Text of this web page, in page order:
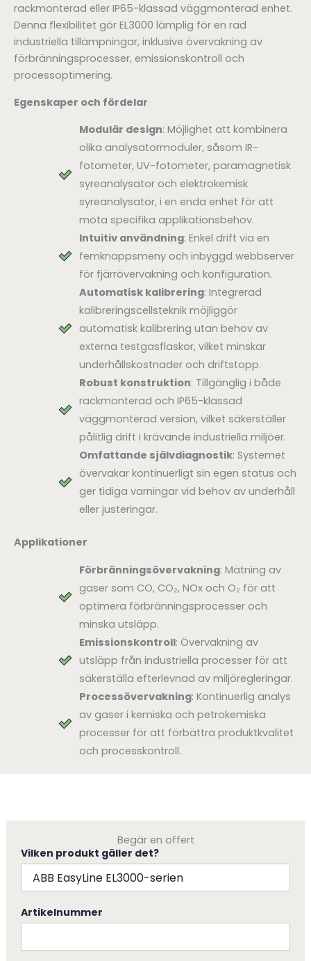
rackmonterad eller IP65-klassad väggmonterad enhet.
Denna flexibilitet gör EL3000 lämplig för en rad
industriella tillämpningar, inklusive övervakning av
förbränningsprocesser, emissionskontroll och
processoptimering.
Egenskaper och fördelar
Modulär design: Möjlighet att kombinera
olika analysatormoduler, såsom IR-
fotometer, UV-fotometer, paramagnetisk
syreanalysator och elektrokemisk
syreanalysator, i en enda enhet för att
möta specifika applikationsbehov.
Intuitiv användning: Enkel drift via en
femknappsmeny och inbyggd webbserver
för fjärrövervakning och konfiguration.
Automatisk kalibrering: Integrerad
kalibreringscellsteknik möjliggör
automatisk kalibrering utan behov av
externa testgasflaskor, vilket minskar
underhållskostnader och driftstopp.
Robust konstruktion: Tillgänglig i både
rackmonterad och IP65-klassad
väggmonterad version, vilket säkerställer
pålitlig drift i krävande industriella miljöer.
Omfattande självdiagnostik: Systemet
övervakar kontinuerligt sin egen status och
ger tidiga varningar vid behov av underhåll
eller justeringar.
Applikationer
Förbränningsövervakning: Mätning av
gaser som CO, CO₂, NOx och O₂ för att
optimera förbränningsprocesser och
minska utsläpp.
Emissionskontroll: Övervakning av
utsläpp från industriella processer för att
säkerställa efterlevnad av miljöregleringar.
Processövervakning: Kontinuerlig analys
av gaser i kemiska och petrokemiska
processer för att förbättra produktkvalitet
och processkontroll.
Begär en offert
Vilken produkt gäller det?
Artikelnummer